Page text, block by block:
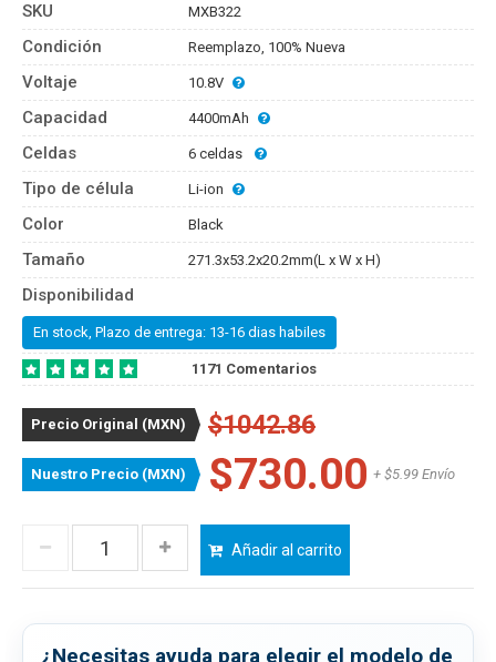
SKU MXB322
Condición Reemplazo, 100% Nueva
Voltaje 10.8V
Capacidad 4400mAh
Celdas 6 celdas
Tipo de célula Li-ion
Color Black
Tamaño 271.3x53.2x20.2mm(L x W x H)
Disponibilidad
En stock, Plazo de entrega: 13-16 dias habiles
1171 Comentarios
Precio Original (MXN) $1042.86
Nuestro Precio (MXN) $730.00 + $5.99 Envío
Añadir al carrito
¿Necesitas ayuda para elegir el modelo de